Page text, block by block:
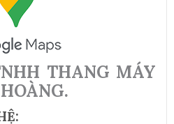
THANG MÁY